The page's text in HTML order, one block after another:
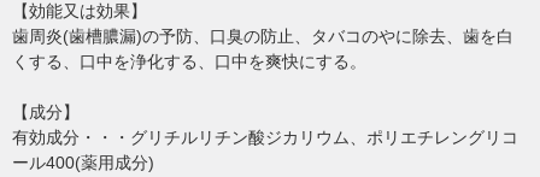
【効能又は効果】
歯周炎(歯槽膿漏)の予防、口臭の防止、タバコのやに除去、歯を白
くする、口中を浄化する、口中を爽快にする。
【成分】
有効成分・・・グリチルリチン酸ジカリウム、ポリエチレングリコ
ール400(薬用成分)